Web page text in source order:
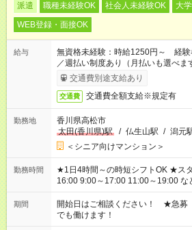
派遣 職種未経験OK 社会人未経験OK 大
WEB登録・面接OK
給与
無資格未経験：時給1250円～ 経
／週払い制度あり（月払いも選べま
了次第のお支払いとなります。
交通費別途支給あり
交通費 交通費全額支給※規定有
勤務地
香川県高松市
太田(香川県)駅
/ 仏生山駅 / 潟元
＜シニア向けマンション＞
勤務時間
★1日4時間～の時短シフトOK ★スタート時間選べます！ 7:00～
16:00 9:00～17:00 11:00～19:00 など 残業な
場合、他のお仕事と合わせ週40時
ん ※法令に基づき、週20時間以上
となります ※労働者派遣法（日雇い
短時間・短期間の就業はご案内が難
期間
開始日はご相談ください！ ★急
でも働けます！